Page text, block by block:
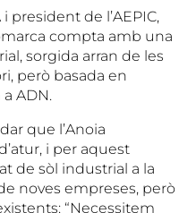
president de l’AEPIC,
compta amb una
sorgida arran de les
però basada en
ADN.
que l’Anoia
i per aquest
de sòl industrial a la
noves empreses, però
“Necessitem